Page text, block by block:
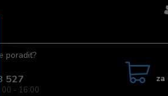
poradiť?
527
- 16:00
za